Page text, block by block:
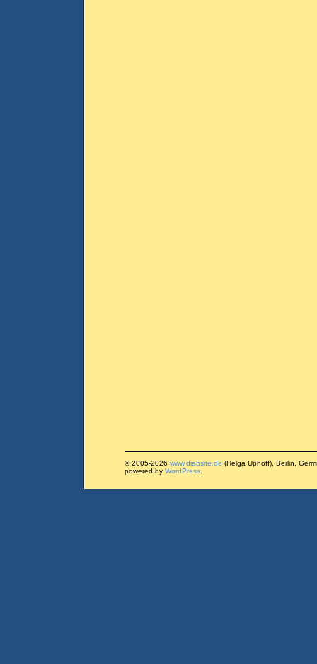
© 2005-2026 www.diabsite.de (Helga Uphoff), Berlin,
powered by WordPress.